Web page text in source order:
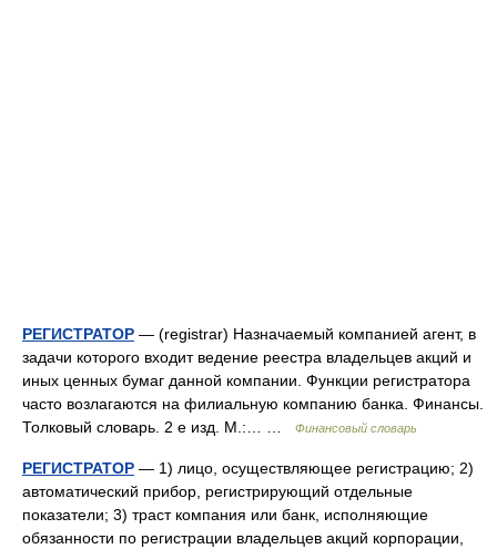
РЕГИСТРАТОР — (registrar) Назначаемый компанией агент, в
задачи которого входит ведение реестра владельцев акций и
иных ценных бумаг данной компании. Функции регистратора
часто возлагаются на филиальную компанию банка. Финансы.
Толковый словарь. 2 е изд. М.:… …
Финансовый словарь
РЕГИСТРАТОР — 1) лицо, осуществляющее регистрацию; 2)
автоматический прибор, регистрирующий отдельные
показатели; 3) траст компания или банк, исполняющие
обязанности по регистрации владельцев акций корпорации,